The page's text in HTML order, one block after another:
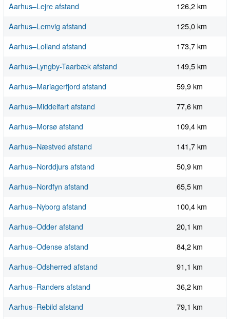
Aarhus–Lejre afstand
126,2 km
Aarhus–Lemvig afstand
125,0 km
Aarhus–Lolland afstand
173,7 km
Aarhus–Lyngby-Taarbæk afstand
149,5 km
Aarhus–Mariagerfjord afstand
59,9 km
Aarhus–Middelfart afstand
77,6 km
Aarhus–Morsø afstand
109,4 km
Aarhus–Næstved afstand
141,7 km
Aarhus–Norddjurs afstand
50,9 km
Aarhus–Nordfyn afstand
65,5 km
Aarhus–Nyborg afstand
100,4 km
Aarhus–Odder afstand
20,1 km
Aarhus–Odense afstand
84,2 km
Aarhus–Odsherred afstand
91,1 km
Aarhus–Randers afstand
36,2 km
Aarhus–Rebild afstand
79,1 km